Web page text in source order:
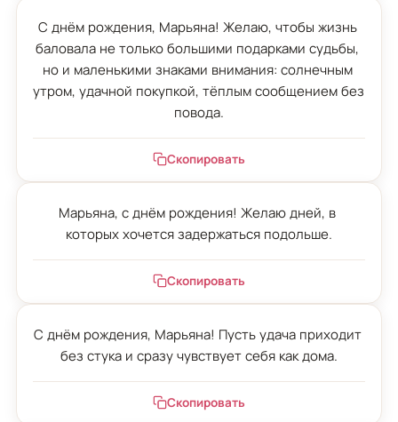
С днём рождения, Марьяна! Желаю, чтобы жизнь
баловала не только большими подарками судьбы,
но и маленькими знаками внимания: солнечным
утром, удачной покупкой, тёплым сообщением без
повода.
Скопировать
Марьяна, с днём рождения! Желаю дней, в
которых хочется задержаться подольше.
Скопировать
С днём рождения, Марьяна! Пусть удача приходит
без стука и сразу чувствует себя как дома.
Скопировать